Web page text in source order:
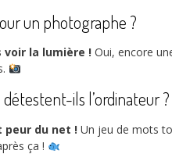
un photographe ?
voir la lumière ! Oui, encore
ils l’ordinateur ?
peur du net ! Un jeu de mots
ça !